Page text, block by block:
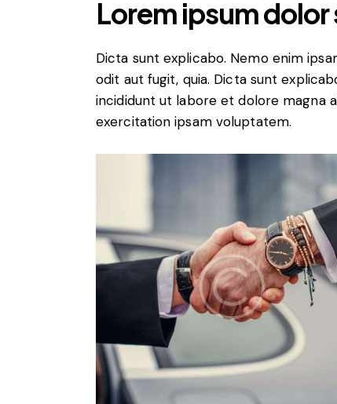
Lorem ipsum dolor
Dicta sunt explicabo. Nemo enim
odit aut fugit, quia. Dicta sunt
incididunt ut labore et dolore magna
exercitation ipsam voluptatem.